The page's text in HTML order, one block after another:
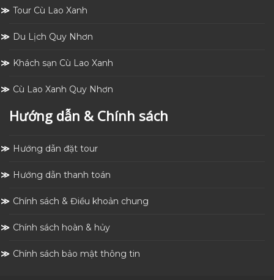
Tour Cù Lao Xanh
Du Lịch Quy Nhơn
Khách sạn Cù Lao Xanh
Cù Lao Xanh Quy Nhơn
Hướng dẫn & Chính sách
Hướng dẫn đặt tour
Hướng dẫn thanh toán
Chính sách & Điều khoản chung
Chính sách hoàn & hủy
Chính sách bảo mật thông tin